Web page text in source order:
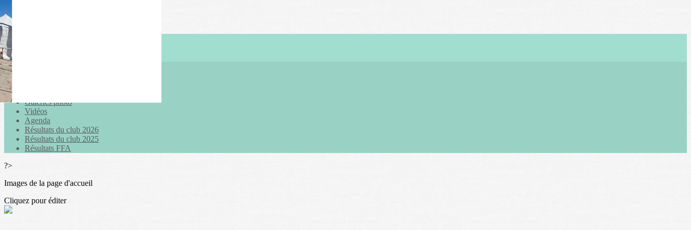
Exporter les lignes sélectionnées
Menu
<
>
Galeries photo
Vidéos
Agenda
Résultats du club 2026
Résultats du club 2025
Résultats FFA
?>
Images de la page d'accueil
Cliquez pour éditer